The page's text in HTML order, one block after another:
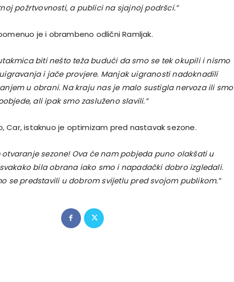
požrtvovnosti, a publici na sjajnoj podršci.”
je i obrambeno odlični Ramljak.
biti nešto teža budući da smo se tek okupili i nismo
i jače provjere. Manjak uigranosti nadoknadili
u obrani. Na kraju nas je malo sustigla nervoza ili smo
ali ipak smo zasluženo slavili.”
Car, istaknuo je optimizam pred nastavak sezone.
otvaranje sezone! Ova će nam pobjeda puno olakšati u
bila obrana iako smo i napadački dobro izgledali.
se predstavili u dobrom svijetlu pred svojom publikom.”